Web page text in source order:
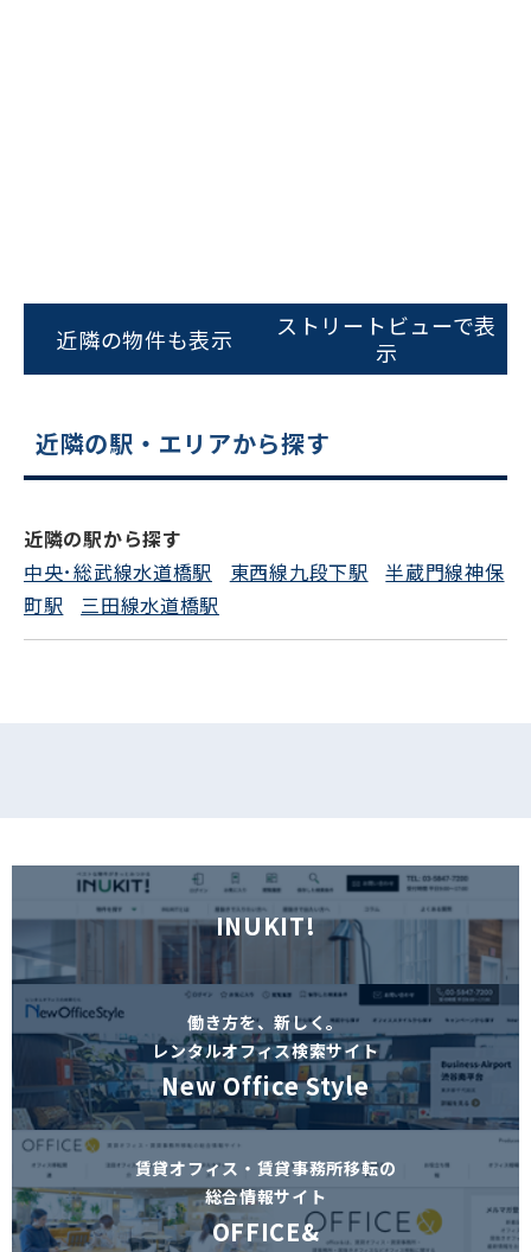
フォームでお問い合わせ
近隣の物件も表示
ストリートビューで表
示
近隣の駅・エリアから探す
近隣の駅から探す
中央･総武線水道橋駅
東西線九段下駅
半蔵門線神保
町駅
三田線水道橋駅
INUKIT!
働き方を、新しく。
レンタルオフィス検索サイト
New Office Style
賃貸オフィス・賃貸事務所移転の
総合情報サイト
OFFICE&